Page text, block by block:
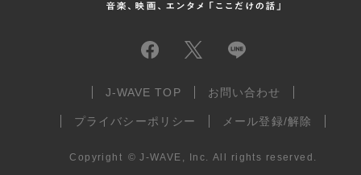
J-WAVE TOP お問い合わせ
プライバシーポリシー メール登録/解除
Copyright © J-WAVE, Inc. All rights reserved.